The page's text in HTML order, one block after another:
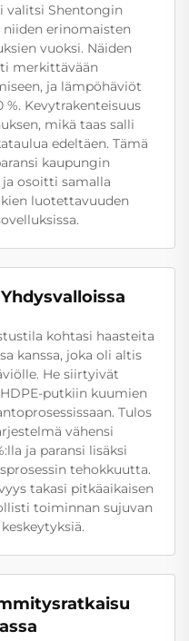
valitsi Shentongin
erinomaisten
vuoksi. Näiden
merkittävään
ja lämpöhäviöt
Kevytrakenteisuus
mikä taas salli
edeltäen. Tämä
kaupungin
osoitti samalla
luotettavuuden
kohtasi haasteita
kanssa, joka oli altis
He siirtyivät
putkiin kuumien
Tulos
vähensi
ja paransi lisäksi
tehokkuutta.
takasi pitkäaikaisen
toiminnan sujuvan